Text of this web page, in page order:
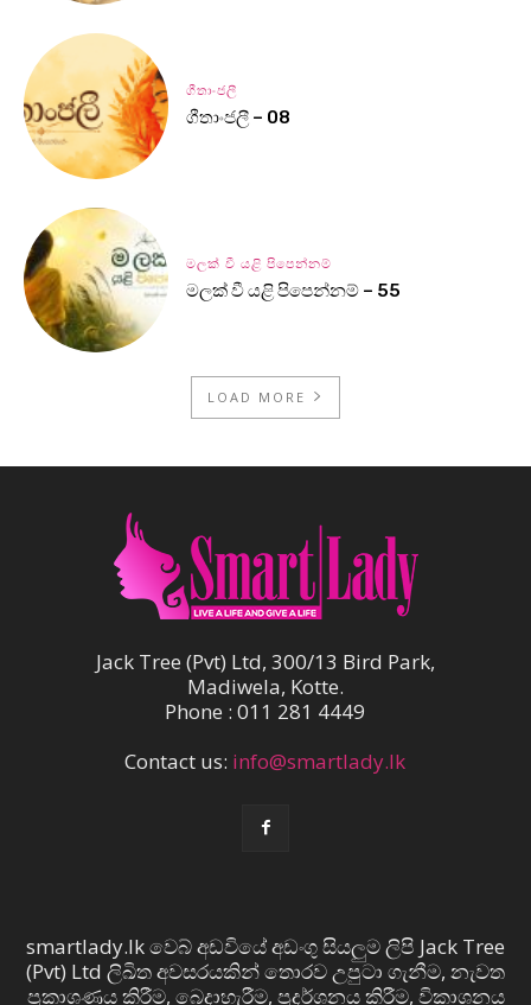
ගීතාංජලී
ගීතාංජලී – 08
මලක් වී යළි පිපෙන්නම්
මලක් වී යළි පිපෙන්නම් – 55
LOAD MORE
Jack Tree (Pvt) Ltd, 300/13 Bird Park,
Madiwela, Kotte.
Phone : 011 281 4449
Contact us: info@smartlady.lk
smartlady.lk වෙබ් අඩවියේ අඩංගු සියලුම ලිපි Jack Tree
(Pvt) Ltd ලිඛිත අවසරයකින් තොරව උපුටා ගැනීම, නැවත
ප්‍රකාශණය කිරීම, බෙදාහැරීම, ප්‍රදර්ශනය කිරීම, විකාශනය